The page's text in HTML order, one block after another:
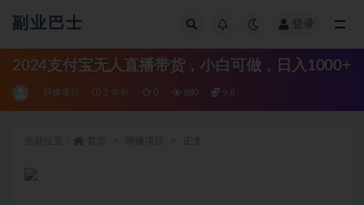
副业巴士 登录
2024支付宝无人直播带货，小白可做，日入1000+
网赚项目 2 年前 0 880 9.8